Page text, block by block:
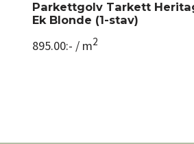
Parkettgolv Tarkett
Ek Blonde (1-stav)
895.00:- / m2